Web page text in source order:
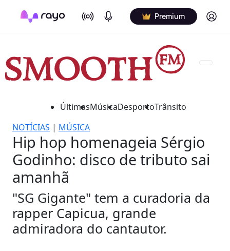
On Air Podcasts Premium Log in
ÚltimasMúsicaDesportoTrânsito
NOTÍCIAS | MÚSICA
Hip hop homenageia Sérgio
Godinho: disco de tributo sai
amanhã
"SG Gigante" tem a curadoria da
rapper Capicua, grande
admiradora do cantautor.